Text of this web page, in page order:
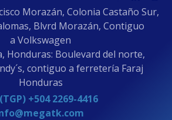
Morazán, Colonia Castaño Sur,
Blvrd Morazán, Contiguo
a Volkswagen
Honduras: Boulevard del norte,
contiguo a ferretería Faraj
Honduras
(TGP) +504 2269-4416